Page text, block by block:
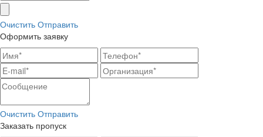
Очистить Отправить
Оформить заявку
Очистить Отправить
Заказать пропуск